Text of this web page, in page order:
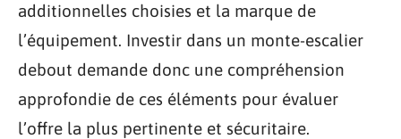
additionnelles choisies et la marque de
l’équipement. Investir dans un monte-escalier
debout demande donc une compréhension
approfondie de ces éléments pour évaluer
l’offre la plus pertinente et sécuritaire.